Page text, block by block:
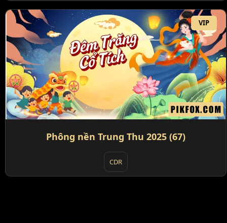
VIP
Phông nền Trung Thu 2025 (67)
CDR